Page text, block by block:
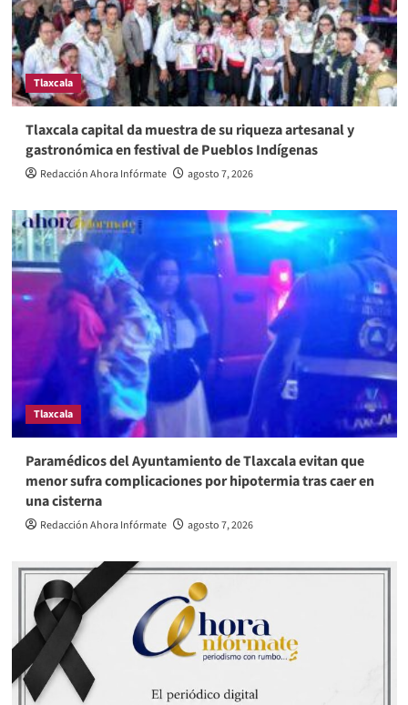
Tlaxcala
Tlaxcala capital da muestra de su riqueza artesanal y
gastronómica en festival de Pueblos Indígenas
Redacción Ahora Infórmate agosto 7, 2026
Tlaxcala
Paramédicos del Ayuntamiento de Tlaxcala evitan que
menor sufra complicaciones por hipotermia tras caer en
una cisterna
Redacción Ahora Infórmate agosto 7, 2026